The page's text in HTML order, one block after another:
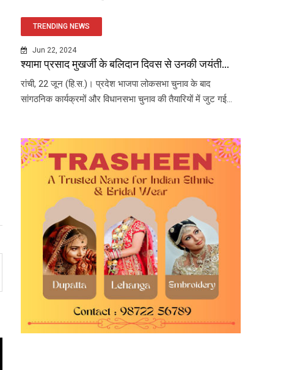
TRENDING NEWS
Jun 22, 2024
श्यामा प्रसाद मुखर्जी के बलिदान दिवस से उनकी जयंती...
रांची, 22 जून (हि.स.)। प्रदेश भाजपा लोकसभा चुनाव के बाद
सांगठनिक कार्यक्रमों और विधानसभा चुनाव की तैयारियों में जुट गई...